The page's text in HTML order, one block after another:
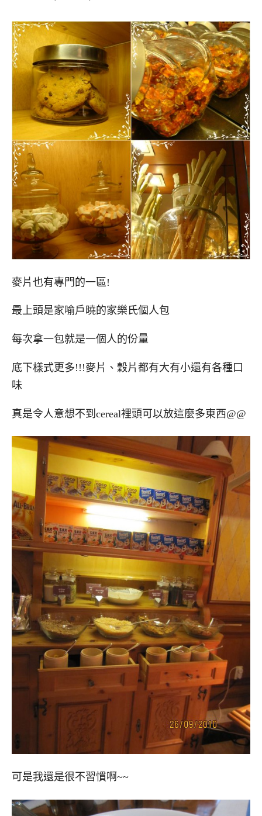
麥片也有專門的一區!
最上頭是家喻戶曉的家樂氏個人包
每次拿一包就是一個人的份量
底下樣式更多!!!麥片、穀片都有大有小還有各種口
味
真是令人意想不到cereal裡頭可以放這麼多東西@@
可是我還是很不習慣啊~~